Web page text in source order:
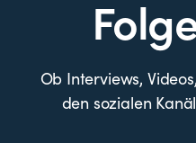
Ob Interviews,
den sozialen